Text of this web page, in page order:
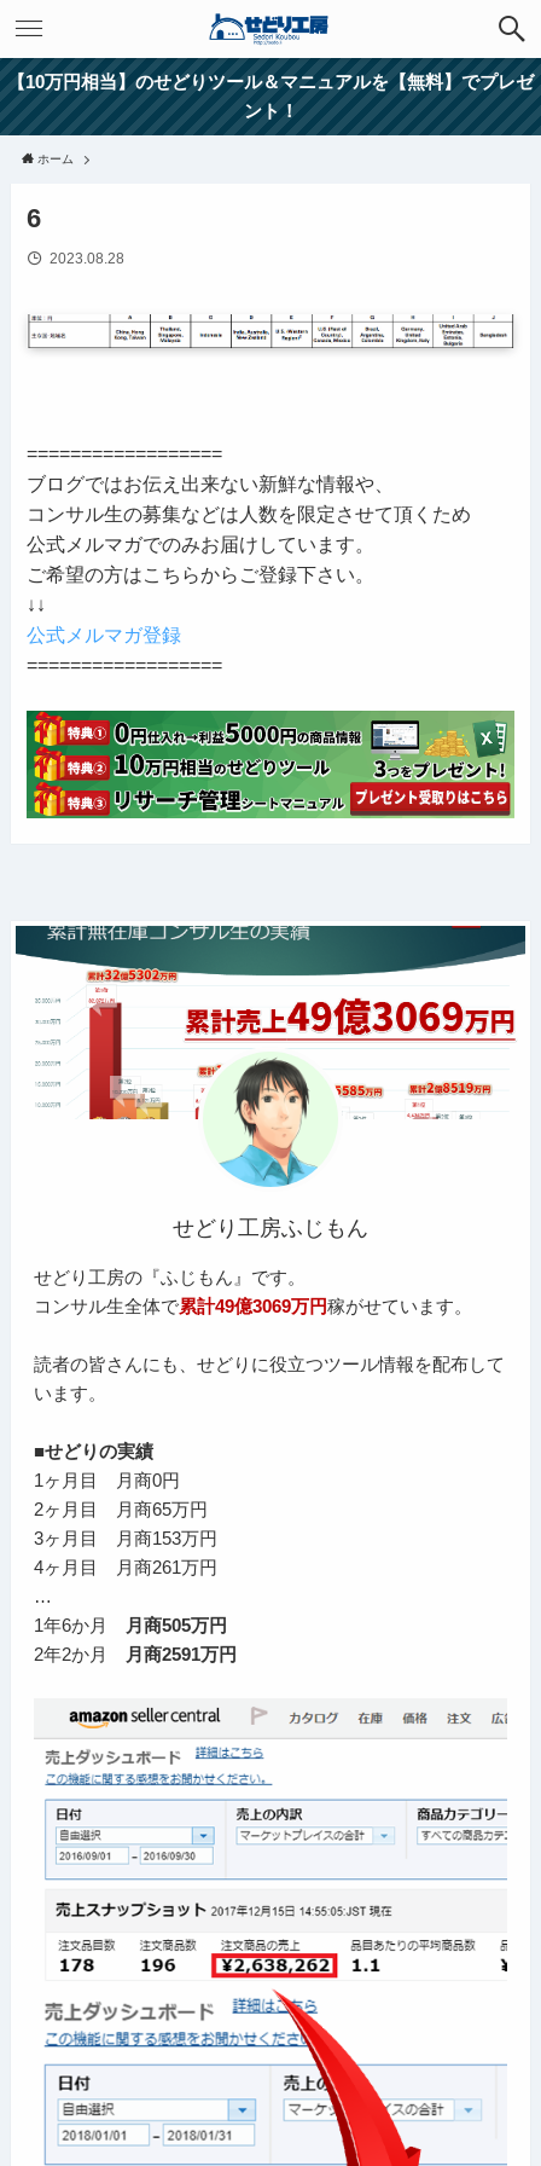
【10万円相当】のせどりツール＆マニュアルを【無料】でプレゼ
ント！
ホーム
6
2023.08.28
==================
ブログではお伝え出来ない新鮮な情報や、
コンサル生の募集などは人数を限定させて頂くため
公式メルマガでのみお届けしています。
ご希望の方はこちらからご登録下さい。
↓↓
公式メルマガ登録
==================
せどり工房ふじもん
せどり工房の『ふじもん』です。
コンサル生全体で累計49億3069万円稼がせています。
読者の皆さんにも、せどりに役立つツール情報を配布して
います。
■せどりの実績
1ヶ月目 月商0円
2ヶ月目 月商65万円
3ヶ月目 月商153万円
4ヶ月目 月商261万円
…
1年6か月
月商505万円
2年2か月
月商2591万円